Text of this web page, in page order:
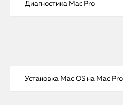
Диагностика Mac Pro
Установка Mac OS на Mac Pro